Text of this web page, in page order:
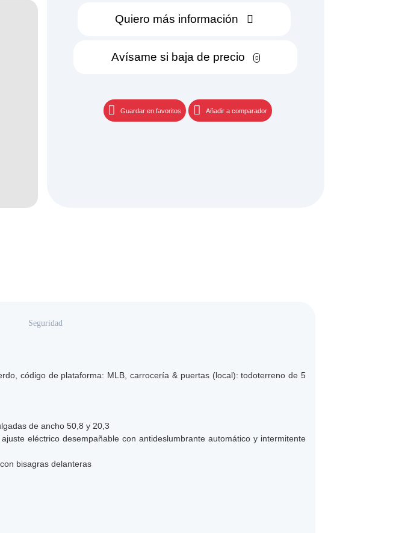
Quiero más información
Avísame si baja de precio
Guardar en favoritos Añadir a comparador
código de plataforma: MLB, carrocería & puertas (local): todoterreno de 5
de ancho 50,8 y 20,3
eléctrico desempañable con antideslumbrante automático y intermitente
bisagras delanteras
Seguridad